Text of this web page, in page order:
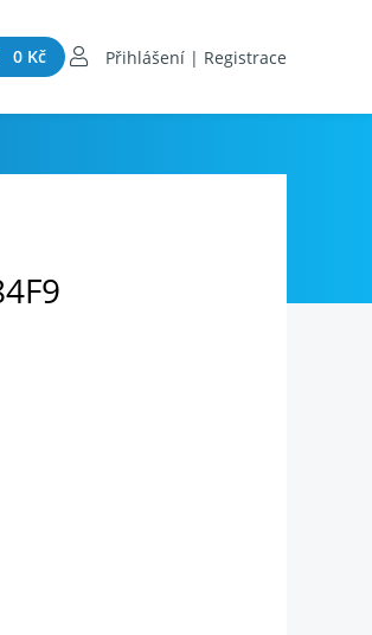
0 Kč Přihlášení | Registrace